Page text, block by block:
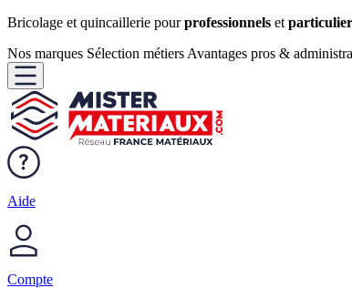
Bricolage et quincaillerie pourprofessionnels et
Nos marques Sélection métiers Avantages pros &
Aide
Compte